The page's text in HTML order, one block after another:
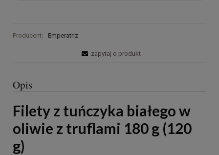
Producent: Emperatriz
zapytaj o produkt
Opis
Filety z tuńczyka białego w
oliwie z truflami 180 g (120
g)